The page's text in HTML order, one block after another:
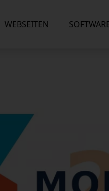
WEBSEITEN